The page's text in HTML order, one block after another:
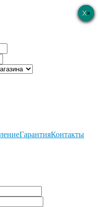
×
ГарантияКонтакты
×
×
×
×